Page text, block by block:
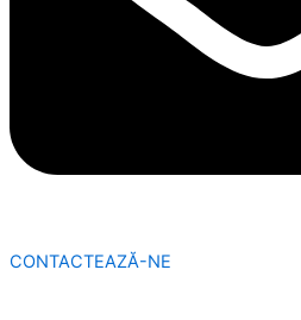
CONTACTEAZĂ-NE